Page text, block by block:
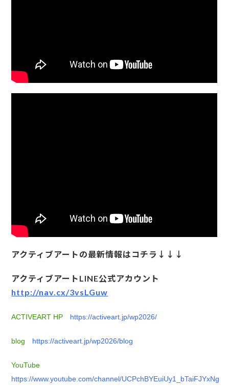
アクティブアートの最新情報はコチラ↓↓↓
アクティブアートLINE公式アカウント
http://nav.cx/3vsLGuw
ACTIVEART HP https://activeart.jp/wp2026/
blog https://activeart.jp/wp2026/blog
YouTube
https://www.youtube.com/channel/UCPchBYEuiUy1_bTaiFJYxNg